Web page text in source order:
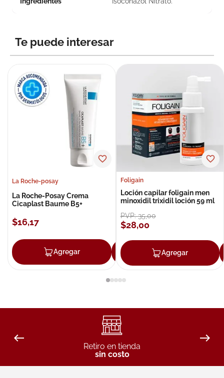
Te puede interesar
La Roche-posay
La Roche-Posay Crema
Cicaplast Baume B5+
$16,17
Agregar Agregar
Foligain
Loción capilar foligain men
minoxidil trixidil loción 59 ml
PVP:35,00
$28,00
Agregar
Retiro en tienda
sin costo